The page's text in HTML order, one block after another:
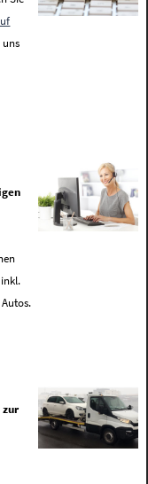
uns
zur